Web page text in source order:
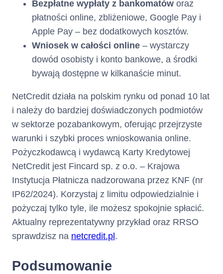
Bezpłatne wypłaty z bankomatów oraz
płatności online, zbliżeniowe, Google Pay i
Apple Pay – bez dodatkowych kosztów.
Wniosek w całości online – wystarczy
dowód osobisty i konto bankowe, a środki
bywają dostępne w kilkanaście minut.
NetCredit działa na polskim rynku od ponad 10 lat
i należy do bardziej doświadczonych podmiotów
w sektorze pozabankowym, oferując przejrzyste
warunki i szybki proces wnioskowania online.
Pożyczkodawcą i wydawcą Karty Kredytowej
NetCredit jest Fincard sp. z o.o. – Krajowa
Instytucja Płatnicza nadzorowana przez KNF (nr
IP62/2024). Korzystaj z limitu odpowiedzialnie i
pożyczaj tylko tyle, ile możesz spokojnie spłacić.
Aktualny reprezentatywny przykład oraz RRSO
sprawdzisz na netcredit.pl .
Podsumowanie